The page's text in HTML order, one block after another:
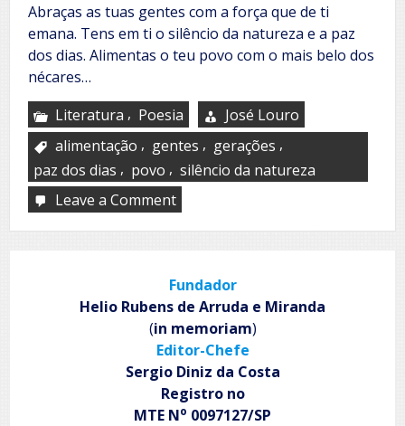
Abraças as tuas gentes com a força que de ti
emana. Tens em ti o silêncio da natureza e a paz
dos dias. Alimentas o teu povo com o mais belo dos
nécares…
Literatura , Poesia
José Louro
alimentação , gentes , gerações ,
paz dos dias , povo , silêncio da natureza
Leave a Commenton
Douro
Fundador
Helio Rubens de Arruda e Miranda
(in memoriam)
Editor-Chefe
Sergio Diniz da Costa
Registro no
MTE No 0097127/SP